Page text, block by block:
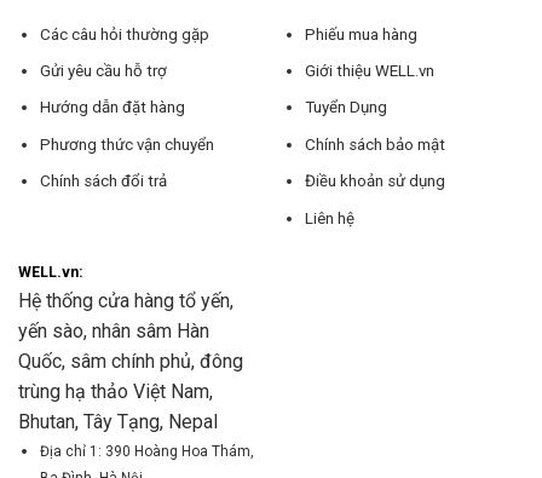
Các câu hỏi thường gặp
Gửi yêu cầu hỗ trợ
Hướng dẫn đặt hàng
Phương thức vận chuyển
Chính sách đổi trả
Phiếu mua hàng
Giới thiệu WELL.vn
Tuyển Dụng
Chính sách bảo mật
Điều khoản sử dụng
Liên hệ
WELL.vn:
Hệ thống cửa hàng tổ yến,
yến sào, nhân sâm Hàn
Quốc, sâm chính phủ, đông
trùng hạ thảo Việt Nam,
Bhutan, Tây Tạng, Nepal
Địa chỉ 1: 390 Hoàng Hoa Thám,